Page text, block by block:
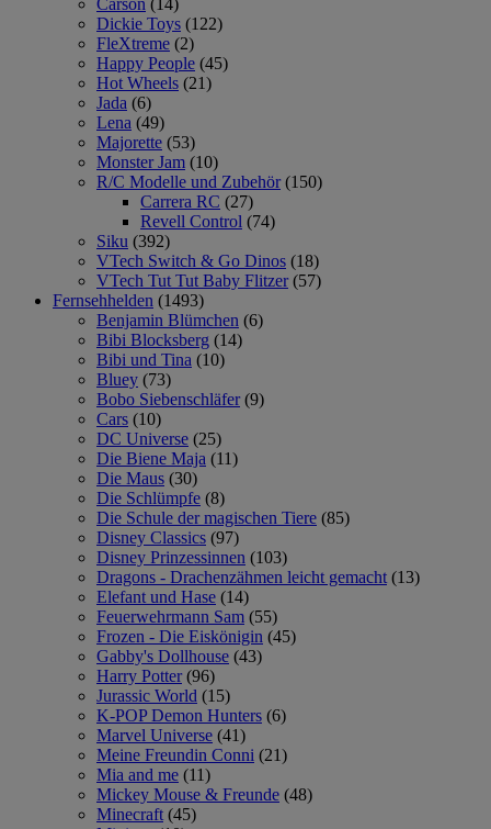
Carson (14)
Dickie Toys (122)
FleXtreme (2)
Happy People (45)
Hot Wheels (21)
Jada (6)
Lena (49)
Majorette (53)
Monster Jam (10)
R/C Modelle und Zubehör (150)
Carrera RC (27)
Revell Control (74)
Siku (392)
VTech Switch & Go Dinos (18)
VTech Tut Tut Baby Flitzer (57)
Fernsehhelden (1493)
Benjamin Blümchen (6)
Bibi Blocksberg (14)
Bibi und Tina (10)
Bluey (73)
Bobo Siebenschläfer (9)
Cars (10)
DC Universe (25)
Die Biene Maja (11)
Die Maus (30)
Die Schlümpfe (8)
Die Schule der magischen Tiere (85)
Disney Classics (97)
Disney Prinzessinnen (103)
Dragons - Drachenzähmen leicht gemacht (13)
Elefant und Hase (14)
Feuerwehrmann Sam (55)
Frozen - Die Eiskönigin (45)
Gabby's Dollhouse (43)
Harry Potter (96)
Jurassic World (15)
K-POP Demon Hunters (6)
Marvel Universe (41)
Meine Freundin Conni (21)
Mia and me (11)
Mickey Mouse & Freunde (48)
Minecraft (45)